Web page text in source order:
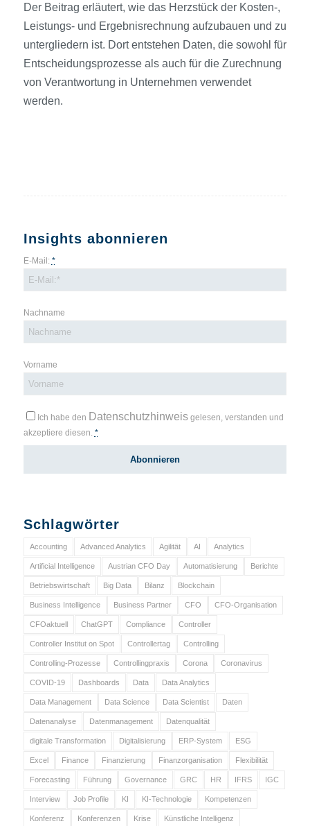
Der Beitrag erläutert, wie das Herzstück der Kosten-,
Leistungs- und Ergebnis­rechnung aufzubauen und zu
untergliedern ist. Dort entstehen Daten, die sowohl für
Entscheidungsprozesse als auch für die Zurechnung
von Verantwortung in Unternehmen verwendet
werden.
Insights abonnieren
E-Mail: *
Nachname
Vorname
Ich habe den Datenschutzhinweisgelesen, verstanden und
akzeptiere diesen. *
Schlagwörter
Accounting Advanced Analytics Agilität AI Analytics
Artificial Intelligence Austrian CFO Day Automatisierung Berichte
Betriebswirtschaft Big Data Bilanz Blockchain
Business Intelligence Business Partner CFO CFO-Organisation
CFOaktuell ChatGPT Compliance Controller
Controller Institut on Spot Controllertag Controlling
Controlling-Prozesse Controllingpraxis Corona Coronavirus
COVID-19 Dashboards Data Data Analytics
Data Management Data Science Data Scientist Daten
Datenanalyse Datenmanagement Datenqualität
digitale Transformation Digitalisierung ERP-System ESG
Excel Finance Finanzierung Finanzorganisation Flexibilität
Forecasting Führung Governance GRC HR IFRS IGC
Interview Job Profile KI KI-Technologie Kompetenzen
Konferenz Konferenzen Krise Künstliche Intelligenz